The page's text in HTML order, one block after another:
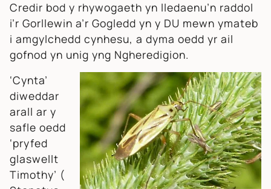
Credir bod y rhywogaeth yn lledaenu’n raddol
i’r Gorllewin a’r Gogledd yn y DU mewn ymateb
i amgylchedd cynhesu, a dyma oedd yr ail
gofnod yn unig yng Ngheredigion.
‘Cynta’
diweddar
arall ar y
safle oedd
‘pryfed
glaswellt
Timothy’ (